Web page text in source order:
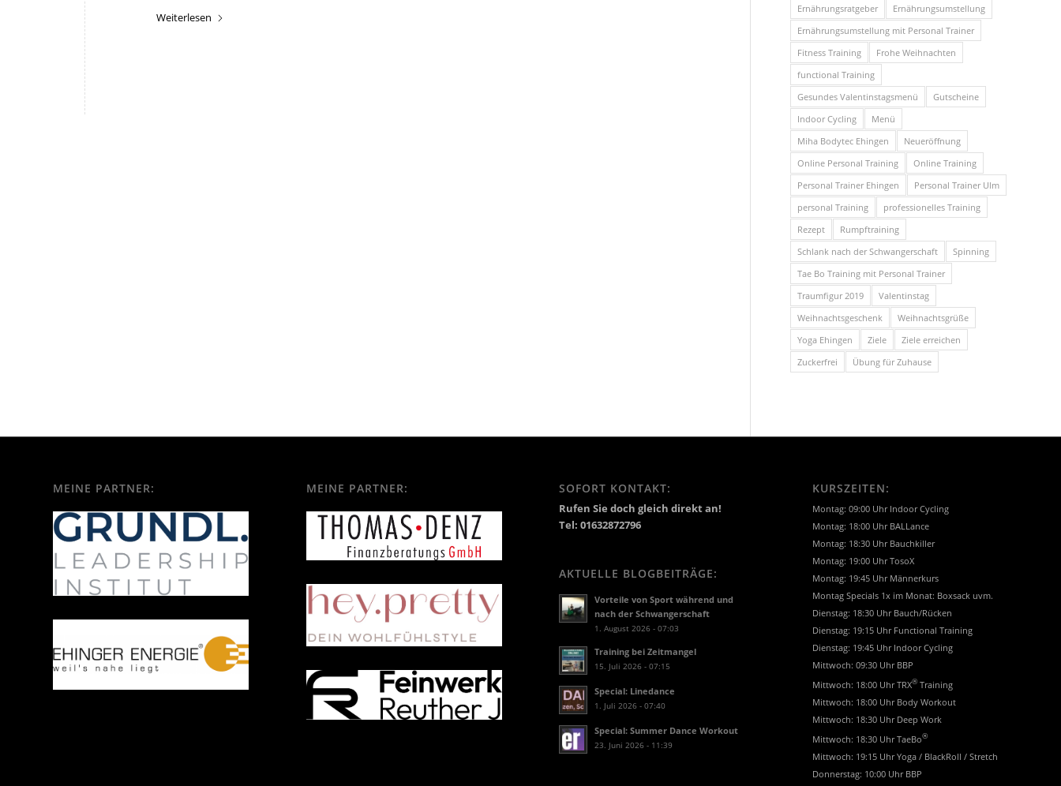
Weiterlesen
Ernährungsratgeber
Ernährungsumstellung
Ernährungsumstellung mit Personal Trainer
Fitness Training
Frohe Weihnachten
functional Training
Gesundes Valentinstagsmenü
Gutscheine
Indoor Cycling
Menü
Miha Bodytec Ehingen
Neueröffnung
Online Personal Training
Online Training
Personal Trainer Ehingen
Personal Trainer Ulm
personal Training
professionelles Training
Rezept
Rumpftraining
Schlank nach der Schwangerschaft
Spinning
Tae Bo Training mit Personal Trainer
Traumfigur 2019
Valentinstag
Weihnachtsgeschenk
Weihnachtsgrüße
Yoga Ehingen
Ziele
Ziele erreichen
Zuckerfrei
Übung für Zuhause
MEINE PARTNER: MEINE PARTNER: SOFORT KONTAKT:
Rufen Sie doch gleich direkt an!
Tel: 01632872796
AKTUELLE BLOGBEITRÄGE:
Vorteile von Sport während und
nach der Schwangerschaft
1. August 2026 - 07:03
Training bei Zeitmangel
15. Juli 2026 - 07:15
Special: Linedance
1. Juli 2026 - 07:40
Special: Summer Dance Workout
23. Juni 2026 - 11:39
KURSZEITEN:
Montag: 09:00 Uhr Indoor Cycling
Montag: 18:00 Uhr BALLance
Montag: 18:30 Uhr Bauchkiller
Montag: 19:00 Uhr TosoX
Montag: 19:45 Uhr Männerkurs
Montag Specials 1x im Monat: Boxsack uvm.
Dienstag: 18:30 Uhr Bauch/Rücken
Dienstag: 19:15 Uhr Functional Training
Dienstag: 19:45 Uhr Indoor Cycling
Mittwoch: 09:30 Uhr BBP
Mittwoch: 18:00 Uhr TRX®Training
Mittwoch: 18:00 Uhr Body Workout
Mittwoch: 18:30 Uhr Deep Work
Mittwoch: 18:30 Uhr TaeBo®
Mittwoch: 19:15 Uhr Yoga / BlackRoll / Stretch
Donnerstag: 10:00 Uhr BBP